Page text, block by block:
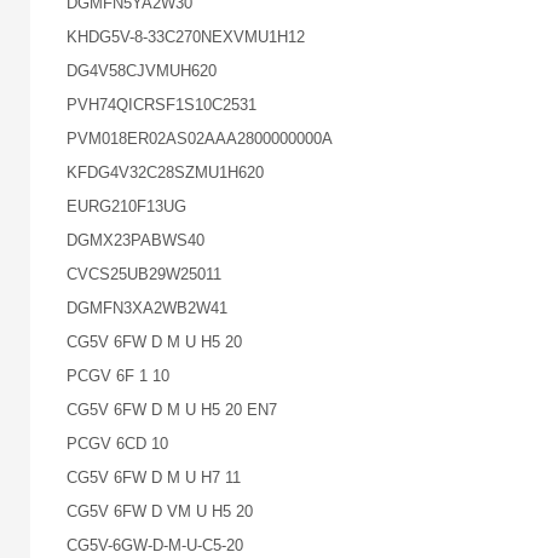
KHDG5V-8-33C270NEXVMU1H12
DG4V58CJVMUH620
PVH74QICRSF1S10C2531
PVM018ER02AS02AAA2800000000A
KFDG4V32C28SZMU1H620
EURG210F13UG
DGMX23PABWS40
CVCS25UB29W25011
DGMFN3XA2WB2W41
CG5V 6FW D M U H5 20
PCGV 6F 1 10
CG5V 6FW D M U H5 20 EN7
PCGV 6CD 10
CG5V 6FW D M U H7 11
CG5V 6FW D VM U H5 20
CG5V-6GW-D-M-U-C5-20